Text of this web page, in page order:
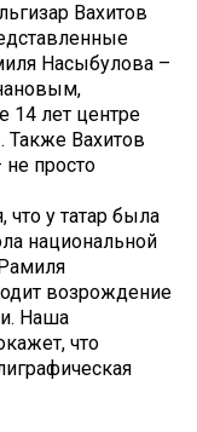
Вахитов
Насыбулова –
лет центре
Также Вахитов
не просто
у татар была
национальной
возрождение
Наша
что